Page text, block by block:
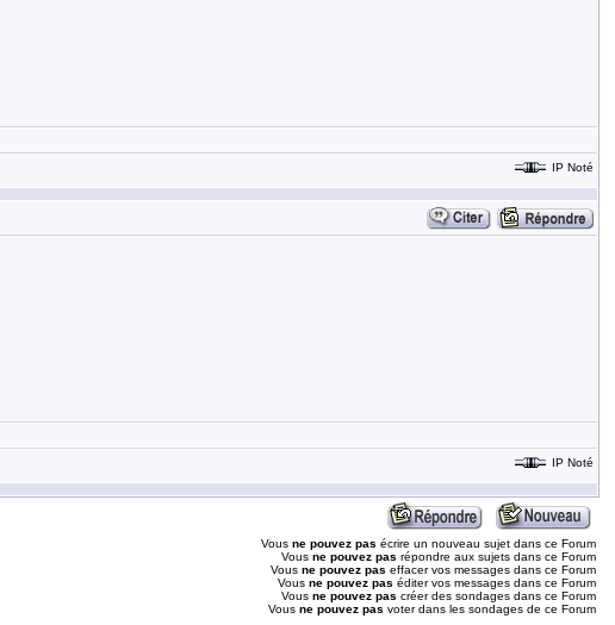
IP Noté
IP Noté
Vous ne pouvez pas écrire un nouveau sujet dans ce Forum
Vous ne pouvez pas répondre aux sujets dans ce Forum
Vous ne pouvez pas effacer vos messages dans ce Forum
Vous ne pouvez pas éditer vos messages dans ce Forum
Vous ne pouvez pas créer des sondages dans ce Forum
Vous ne pouvez pas voter dans les sondages de ce Forum